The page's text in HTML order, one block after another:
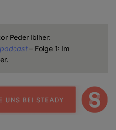
Peder Iblher:
– Folge 1: Im